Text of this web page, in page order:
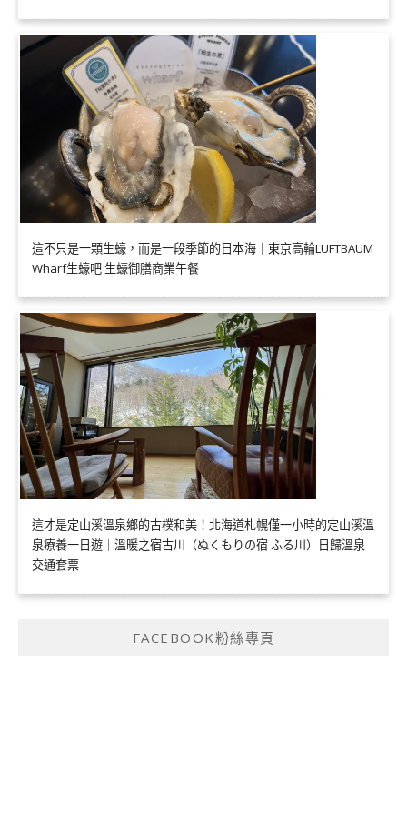
這不只是一顆生蠔，而是一段季節的日本海｜東京高輪LUFTBAUM
Wharf生蠔吧 生蠔御膳商業午餐
這才是定山溪溫泉鄉的古樸和美！北海道札幌僅一小時的定山溪溫
泉療養一日遊｜溫暖之宿古川（ぬくもりの宿 ふる川）日歸溫泉
交通套票
FACEBOOK粉絲專頁